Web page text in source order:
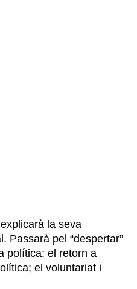
la seva
Passarà pel “despertar”
política; el retorn a
el voluntariat i